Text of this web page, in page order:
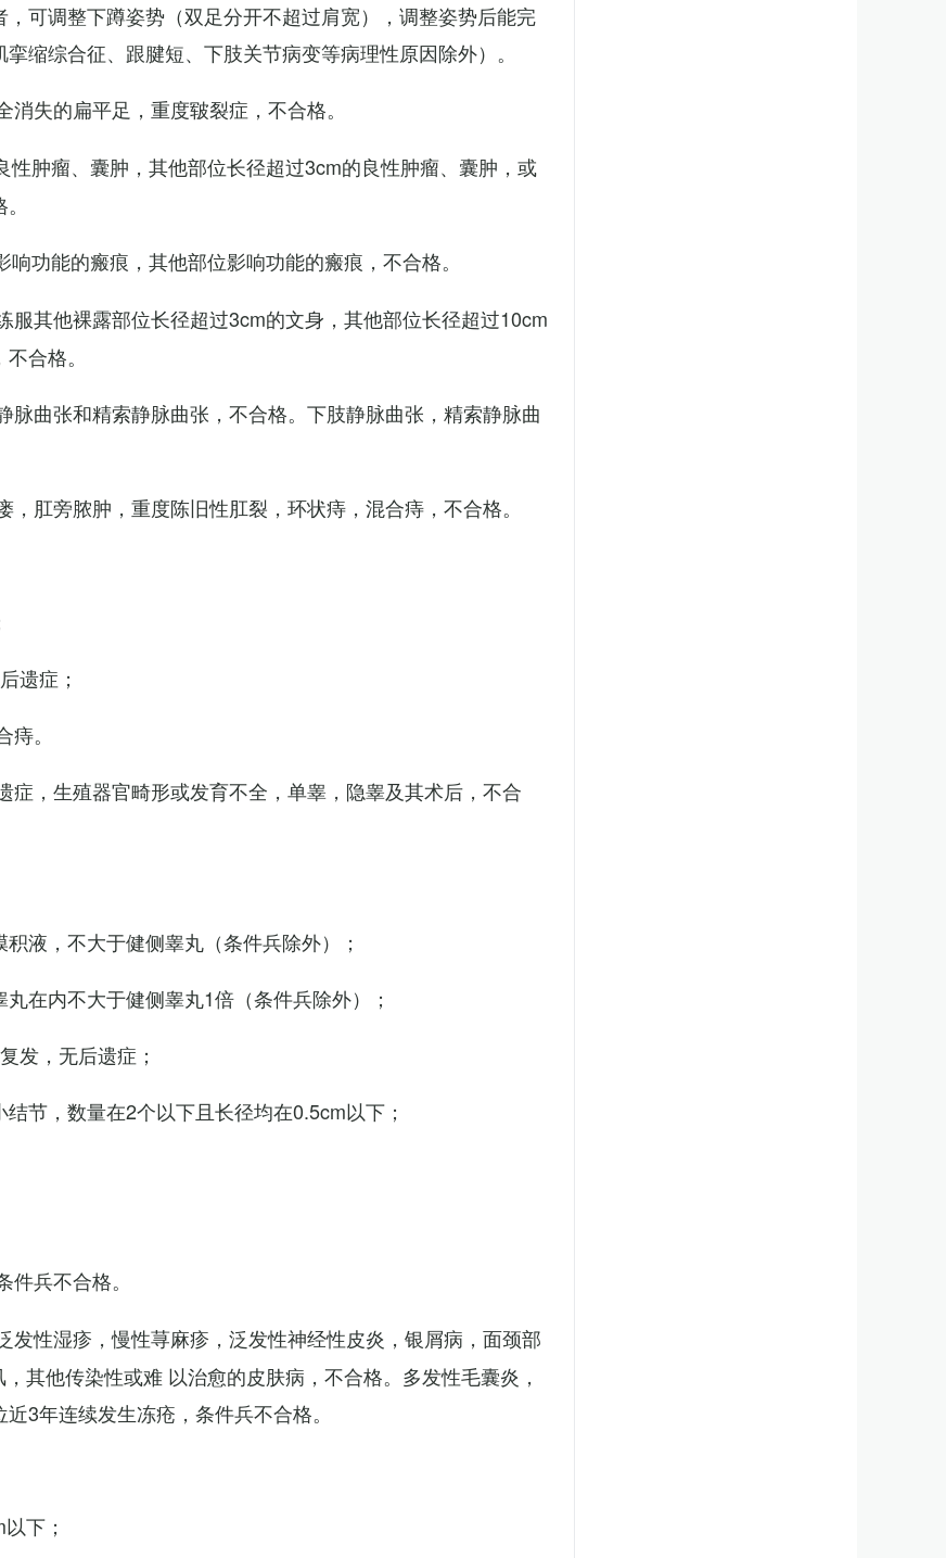
可调整下蹲姿势（双足分开不超过肩宽），调整姿势后能完
缩综合征、跟腱短、下肢关节病变等病理性原因除外）。
失的扁平足，重度皲裂症，不合格。
肿瘤、囊肿，其他部位长径超过3cm的良性肿瘤、囊肿，或
功能的瘢痕，其他部位影响功能的瘢痕，不合格。
服其他裸露部位长径超过3cm的文身，其他部位长径超过10cm
合格。
脉曲张和精索静脉曲张，不合格。下肢静脉曲张，精索静脉曲
肛旁脓肿，重度陈旧性肛裂，环状痔，混合痔，不合格。
遗症；
。
症，生殖器官畸形或发育不全，单睾，隐睾及其术后，不合
液，不大于健侧睾丸（条件兵除外）；
在内不大于健侧睾丸1倍（条件兵除外）；
发，无后遗症；
节，数量在2个以下且长径均在0.5cm以下；
兵不合格。
发性湿疹，慢性荨麻疹，泛发性神经性皮炎，银屑病，面颈部
其他传染性或难 以治愈的皮肤病，不合格。多发性毛囊炎，
3年连续发生冻疮，条件兵不合格。
下；